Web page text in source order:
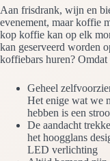
Aan frisdrank, wijn en
evenement, maar koffie
kop koffie kan op elk
kan geserveerd worden
koffiebars huren? Omdat
Geheel
Het enige wat we
hebben is een
De aandacht
het hoogglans
LED verlichting